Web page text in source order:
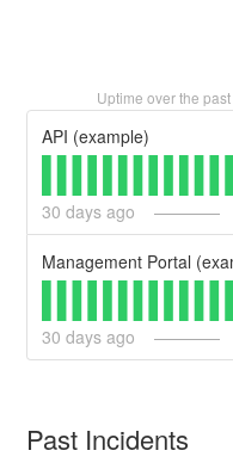
Uptime over the past
API (example)
30 days ago
30 days ago
Past Incidents